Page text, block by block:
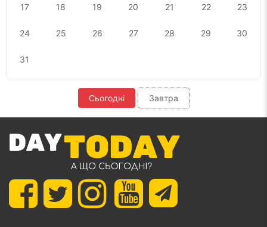
17 18 19 20 21 22 23
24 25 26 27 28 29 30
31
Сьогодні Завтра